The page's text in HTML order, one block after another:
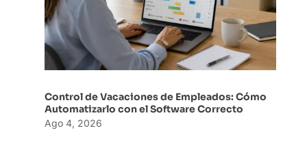
Control de Vacaciones de Empleados: Cómo
Automatizarlo con el Software Correcto
Ago 4, 2026